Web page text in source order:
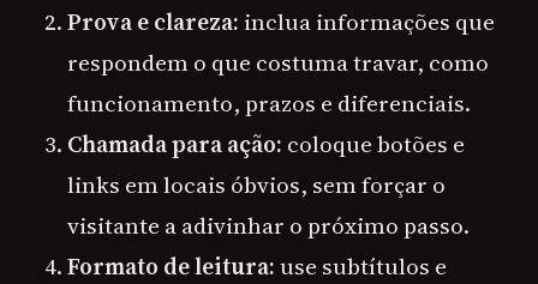
Prova e clareza: inclua informações que
respondem o que costuma travar, como
funcionamento, prazos e diferenciais.
Chamada para ação: coloque botões e
links em locais óbvios, sem forçar o
visitante a adivinhar o próximo passo.
Formato de leitura:use subtítulos e